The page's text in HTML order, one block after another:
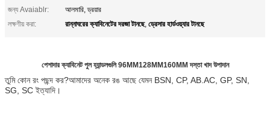
জন্য Avaiablr:
আলমারি, ড্রয়ার
লক্ষণীয় করা:
রান্নাঘরের ক্যাবিনেটের দরজা টানছে, ড্রেসার হার্ডওয়্যার টানছে
পেশাদার ক্যাবিনেট পুল হ্যান্ডলগুলি 96MM128MM160MM দস্তা খাদ উপাদান
তুমি কোন রং পছন্দ কর?আমাদের অনেক রঙ আছে যেমন BSN, CP, AB.AC, GP, SN,
SG, SC ইত্যাদি।